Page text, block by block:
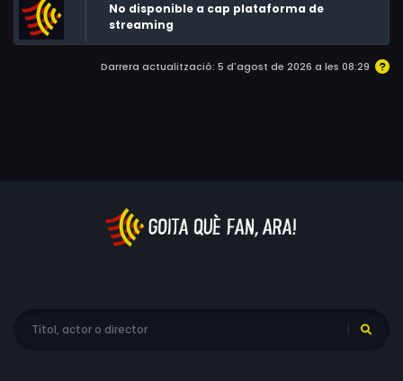
No disponible a cap plataforma de
streaming
Darrera actualització: 5 d'agost de 2026 a les 08:29